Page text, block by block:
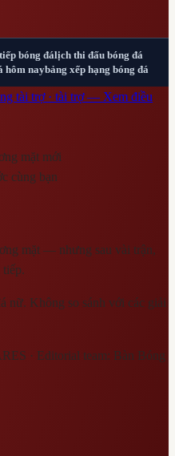
bóng đálịch thi đấu bóng đá
hôm naybảng xếp hạng bóng đá
tài trợ · tài trợ — Xem điều
mặt mới
cùng bạn
mặt — nhưng sau vài trận,
tiếp.
nữ. Không so sánh với các giải
· Editorial team: Bàn Bóng